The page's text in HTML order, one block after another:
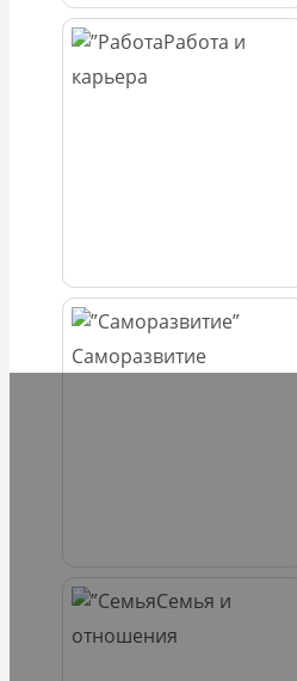
Работа и
карьера
Саморазвитие
Семья и
отношения